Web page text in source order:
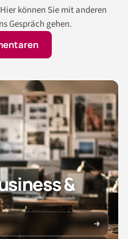
können Sie mit anderen
Gespräch gehen.
&